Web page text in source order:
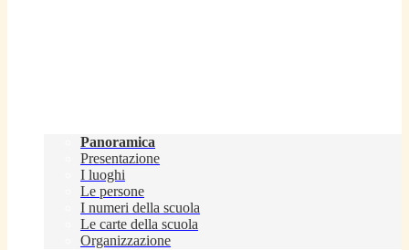
Panoramica
Presentazione
I luoghi
Le persone
I numeri della scuola
Le carte della scuola
Organizzazione